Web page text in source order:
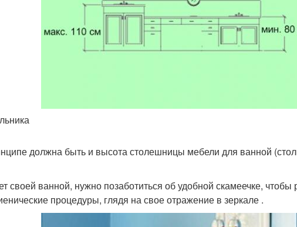
должна быть и высота столешницы мебели для ванной
своей ванной, нужно позаботиться об удобной скамеечке,
процедуры, глядя на свое отражение в зеркале .